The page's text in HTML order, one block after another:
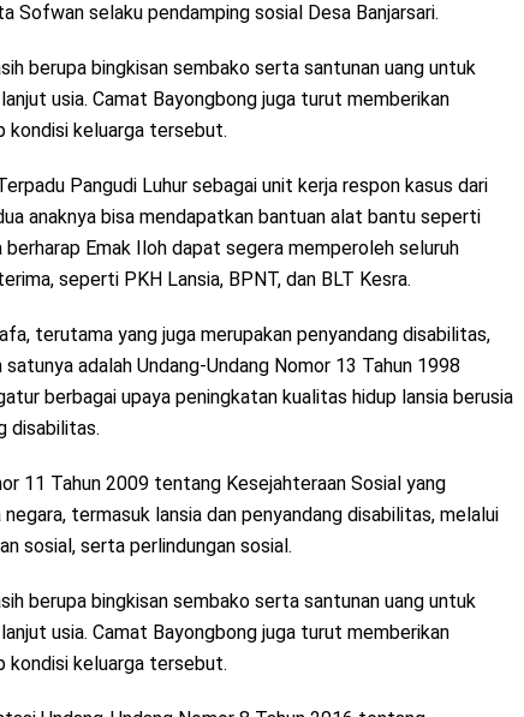
Sofwan selaku pendamping sosial Desa Banjarsari.
berupa bingkisan sembako serta santunan uang untuk
usia. Camat Bayongbong juga turut memberikan
kondisi keluarga tersebut.
Pangudi Luhur sebagai unit kerja respon kasus dari
anaknya bisa mendapatkan bantuan alat bantu seperti
Emak Iloh dapat segera memperoleh seluruh
seperti PKH Lansia, BPNT, dan BLT Kesra.
terutama yang juga merupakan penyandang disabilitas,
adalah Undang-Undang Nomor 13 Tahun 1998
berbagai upaya peningkatan kualitas hidup lansia berusia
disabilitas.
11 Tahun 2009 tentang Kesejahteraan Sosial yang
termasuk lansia dan penyandang disabilitas, melalui
sosial, serta perlindungan sosial.
berupa bingkisan sembako serta santunan uang untuk
usia. Camat Bayongbong juga turut memberikan
kondisi keluarga tersebut.